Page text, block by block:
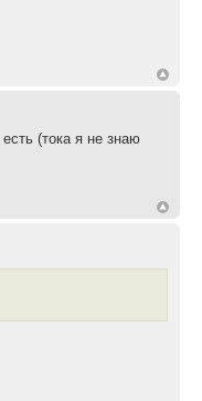
(тока я не знаю